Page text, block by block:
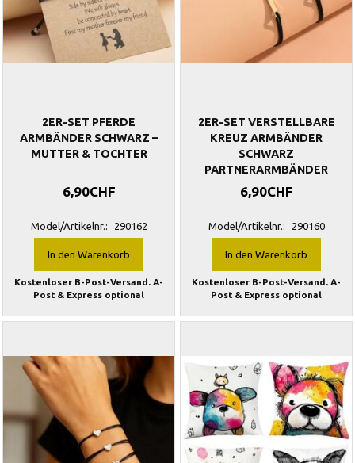
2ER-SET PFERDE
ARMBÄNDER SCHWARZ –
MUTTER & TOCHTER
6,90CHF
Model/Artikelnr.: 290162
In den Warenkorb
Kostenloser B-Post-Versand. A-
Post & Express optional
2ER-SET VERSTELLBARE
KREUZ ARMBÄNDER
SCHWARZ
PARTNERARMBÄNDER
6,90CHF
Model/Artikelnr.: 290160
In den Warenkorb
Kostenloser B-Post-Versand. A-
Post & Express optional